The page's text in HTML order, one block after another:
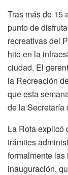
Tras más de 15
punto de
recreativas del
hito en la
ciudad. El
la Recreación
que esta
de la Secretaría
La Rota explicó
trámites
formalmente
inauguración,